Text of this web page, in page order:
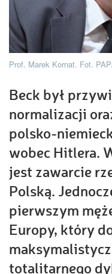
Prof. Marek Kornat. Fot.
Beck był
normalizacji
polsko-
wobec Hitlera.
jest zawarcie
Polską.
pierwszym
Europy, który
totalitarnego